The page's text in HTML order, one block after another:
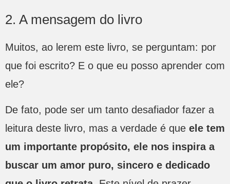
2. A mensagem do livro
Muitos, ao lerem este livro, se perguntam: por
que foi escrito? E o que eu posso aprender com
ele?
De fato, pode ser um tanto desafiador fazer a
leitura deste livro, mas a verdade é que ele tem
um importante propósito, ele nos inspira a
buscar um amor puro, sincero e dedicado